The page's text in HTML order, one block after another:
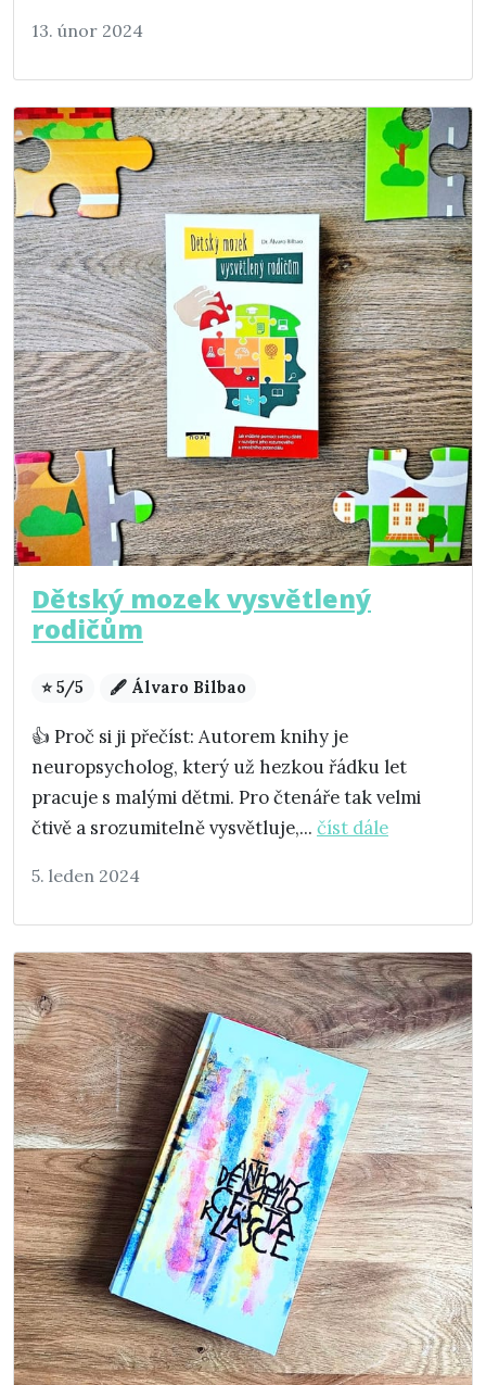
13. únor 2024
Dětský mozek vysvětlený
rodičům
⭐ 5/5 🖋️ Álvaro Bilbao
👍 Proč si ji přečíst: Autorem knihy je
neuropsycholog, který už hezkou řádku let
pracuje s malými dětmi. Pro čtenáře tak velmi
čtivě a srozumitelně vysvětluje,... číst dále
5. leden 2024